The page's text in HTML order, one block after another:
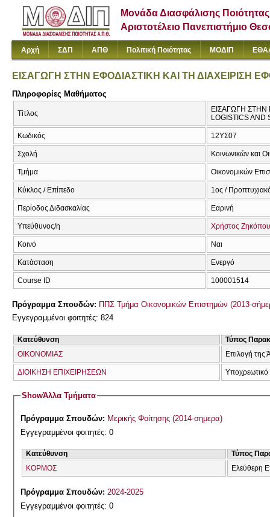
Μονάδα Διασφάλισης Ποιότητας
Αριστοτέλειο Πανεπιστήμιο
Αρχή ΣΔΠ ΑΠΘ Πολιτική Ποιότητας ΜΟΔΙΠ
ΕΙΣΑΓΩΓΗ ΣΤΗΝ ΕΦΟΔΙΑΣΤΙΚΗ ΚΑΙ ΤΗ ΔΙΑΧΕΙΡΙΣΗ
Πληροφορίες Μαθήματος
Τίτλος
ΕΙΣΑΓΩΓΗ ΣΤΗΝ
LOGISTICS AND
Κωδικός 12ΥΣ07
Σχολή Κοινωνικών και
Τμήμα Οικονομικών
Κύκλος / Επίπεδο 1ος /
Περίοδος Διδασκαλίας Εαρινή
Υπεύθυνος/η Χρήστος
Κοινό Ναι
Κατάσταση Ενεργό
Course ID 100001514
Πρόγραμμα Σπουδών: ΠΠΣ Τμήμα Οικονομικών Επιστημών (2013-
Εγγεγραμμένοι φοιτητές: 824
Κατεύθυνση
Τύπος
ΟΙΚΟΝΟΜΙΑΣ
Επιλογή της
ΔΙΟΙΚΗΣΗ ΕΠΙΧΕΙΡΗΣΕΩΝ
ShowΆλλα Τμήματα
Πρόγραμμα Σπουδών: Μερικής Φοίτησης (2014-σημερα)
Εγγεγραμμένοι φοιτητές: 0
Κατεύθυνση
Τύπος
ΚΟΡΜΟΣ
Ελεύθερη
Πρόγραμμα Σπουδών: 2024-2025
Εγγεγραμμένοι φοιτητές: 0